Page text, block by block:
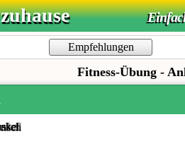
Empfehlungen
Fitness-Übung -